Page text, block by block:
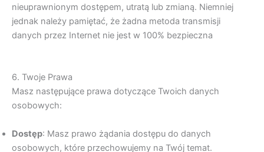
nieuprawnionym dostępem, utratą lub zmianą. Niemniej
jednak należy pamiętać, że żadna metoda transmisji
danych przez Internet nie jest w 100% bezpieczna
6. Twoje Prawa
Masz następujące prawa dotyczące Twoich danych
osobowych:
Dostęp: Masz prawo żądania dostępu do danych
osobowych, które przechowujemy na Twój temat.